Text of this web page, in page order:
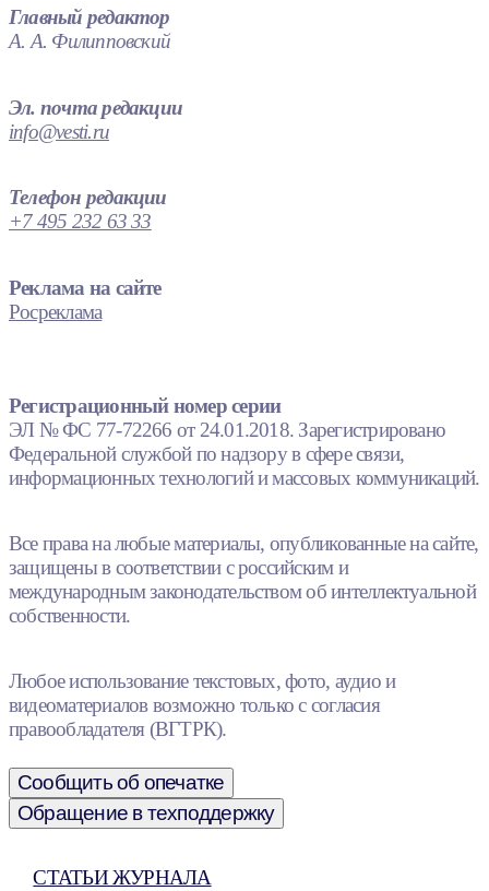
Главный редактор
А. А. Филипповский
Эл. почта редакции
info@vesti.ru
Телефон редакции
+7 495 232 63 33
Реклама на сайте
Росреклама
Регистрационный номер серии
ЭЛ № ФС 77-72266 от 24.01.2018. Зарегистрировано
Федеральной службой по надзору в сфере связи,
информационных технологий и массовых коммуникаций.
Все права на любые материалы, опубликованные на сайте,
защищены в соответствии с российским и
международным законодательством об интеллектуальной
собственности.
Любое использование текстовых, фото, аудио и
видеоматериалов возможно только с согласия
правообладателя (ВГТРК).
Сообщить об опечатке
Обращение в техподдержку
СТАТЬИ ЖУРНАЛА